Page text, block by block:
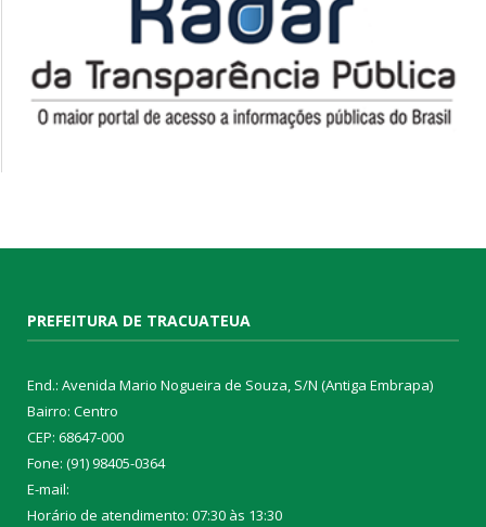
PREFEITURA DE TRACUATEUA
End.: Avenida Mario Nogueira de Souza, S/N (Antiga Embrapa)
Bairro: Centro
CEP: 68647-000
Fone: (91) 98405-0364
E-mail:
Horário de atendimento: 07:30 às 13:30